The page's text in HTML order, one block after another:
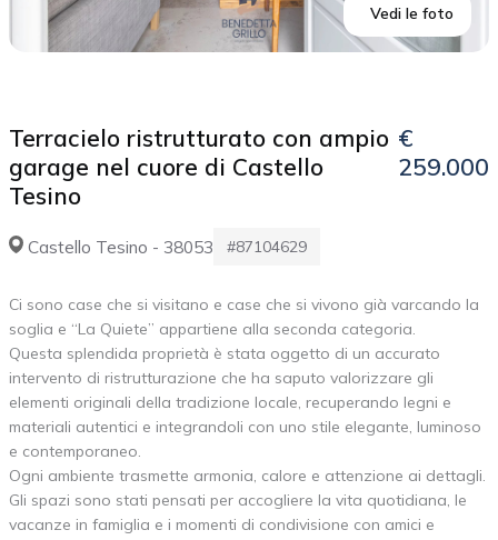
Vedi le foto
Terracielo ristrutturato con ampio
garage nel cuore di Castello
Tesino
€
259.000
Castello Tesino - 38053 #87104629
Ci sono case che si visitano e case che si vivono già varcando la
soglia e “La Quiete” appartiene alla seconda categoria.
Questa splendida proprietà è stata oggetto di un accurato
intervento di ristrutturazione che ha saputo valorizzare gli
elementi originali della tradizione locale, recuperando legni e
materiali autentici e integrandoli con uno stile elegante, luminoso
e contemporaneo.
Ogni ambiente trasmette armonia, calore e attenzione ai dettagli.
Gli spazi sono stati pensati per accogliere la vita quotidiana, le
vacanze in famiglia e i momenti di condivisione con amici e